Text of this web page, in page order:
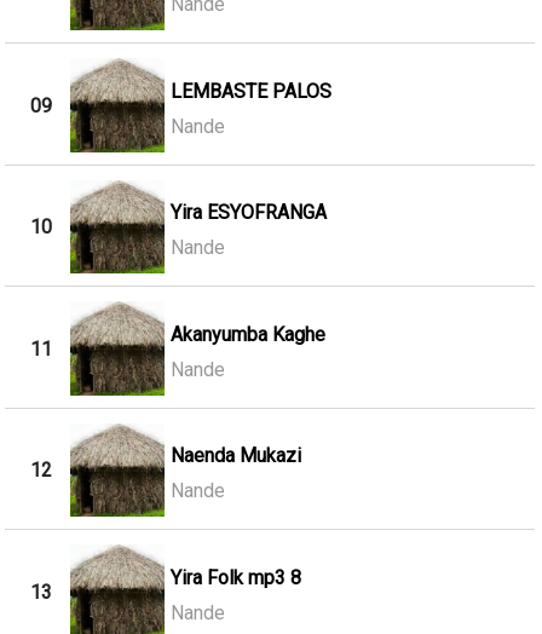
09
LEMBASTE PALOS
Nande
10
Yira ESYOFRANGA
Nande
11
Akanyumba Kaghe
Nande
12
Naenda Mukazi
Nande
13
Yira Folk mp3 8
Nande